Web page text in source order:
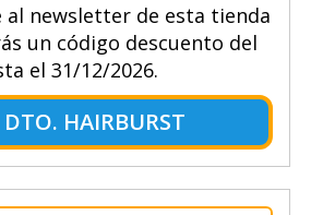
newsletter de esta tienda
un código descuento del
el 31/12/2026.
DTO. HAIRBURST